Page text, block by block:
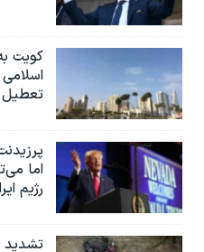
کویت
تعطیل
اما
رژیم
تشدید